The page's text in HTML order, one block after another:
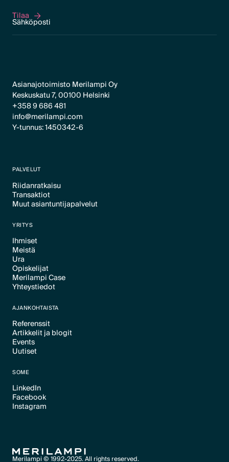
Tilaa
Tilaa
Asianajotoimisto Merilampi Oy
Keskuskatu 7, 00100 Helsinki
+358 9 686 481
info@merilampi.com
Y-tunnus: 1450342-6
PALVELUT
Riidanratkaisu
Text Link
Transaktiot
Text Link
Muut asiantuntijapalvelut
YRITYS
Ihmiset
Text Link
Meistä
Text Link
Ura
Text Link
Opiskelijat
Text Link
Merilampi Case
Text Link
Yhteystiedot
AJANKOHTAISTA
Referenssit
Text Link
Artikkelit ja blogit
Text Link
Events
Text Link
Uutiset
SOME
LinkedIn
Text Link
Facebook
Text Link
Instagram
Merilampi © 1992-2025. All rights reserved.